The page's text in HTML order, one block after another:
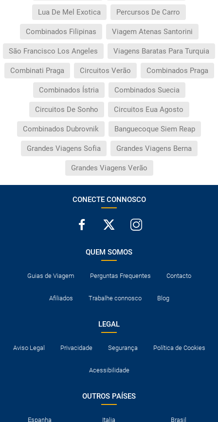
Lua De Mel Exotica Percursos De Carro
Combinados Filipinas Viagem Atenas Santorini
São Francisco Los Angeles Viagens Baratas Para Turquia
Combinati Praga Circuitos Verão Combinados Praga
Combinados Ístria Combinados Suecia
Circuitos De Sonho Circuitos Eua Agosto
Combinados Dubrovnik Banguecoque Siem Reap
Grandes Viagens Sofia Grandes Viagens Berna
Grandes Viagens Verão
CONECTE CONNOSCO
QUEM SOMOS
Guias de Viagem Perguntas Frequentes Contacto
Afiliados Trabalhe connosco Blog
LEGAL
Aviso Legal Privacidade Segurança Política de Cookies
Acessibilidade
OUTROS PAÍSES
Espanha Italia Brasil